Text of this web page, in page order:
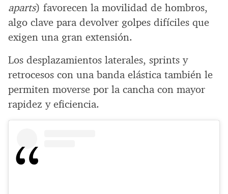
aparts) favorecen la movilidad de hombros,
algo clave para devolver golpes difíciles que
exigen una gran extensión.
Los desplazamientos laterales, sprints y
retrocesos con una banda elástica también le
permiten moverse por la cancha con mayor
rapidez y eficiencia.